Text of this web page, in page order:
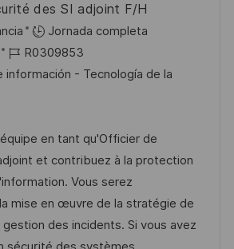
des SI adjoint F/H
Jornada completa
I
D
e
m
p
e
o
R0309853
información - Tecnología de la
en tant qu'Officier de
et contribuez à la protection
Vous serez
mise en œuvre de la stratégie de
des incidents. Si vous avez